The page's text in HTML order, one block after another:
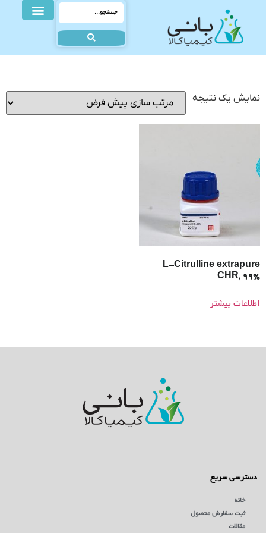
نمایش یک نتیجه
L-Citrulline extrapure
CHR, 99%
اطلاعات بیشتر
دسترسی سریع
خانه
ثبت سفارش محصول
مقالات